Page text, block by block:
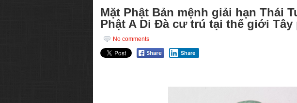
Mặt Phật Bản mệnh giải hạn Thái
Phật A Di Đà cư trú tại thế giới
No comments
Share